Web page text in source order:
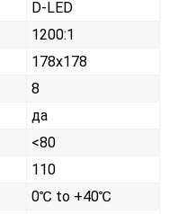
D-LED
1200:1
178x178
8
да
<80
110
0℃ to +40℃